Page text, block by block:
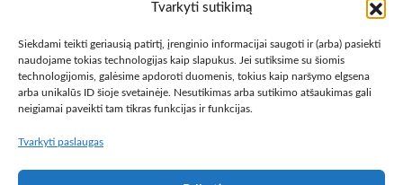
Tvarkyti sutikimą
Siekdami teikti geriausią patirtį, įrenginio informacijai saugoti ir (arba) pasiekti
naudojame tokias technologijas kaip slapukus. Jei sutiksime su šiomis
technologijomis, galėsime apdoroti duomenis, tokius kaip naršymo elgsena
arba unikalūs ID šioje svetainėje. Nesutikimas arba sutikimo atšaukimas gali
neigiamai paveikti tam tikras funkcijas ir funkcijas.
Tvarkyti paslaugas
Copyright © 2013 – 2026